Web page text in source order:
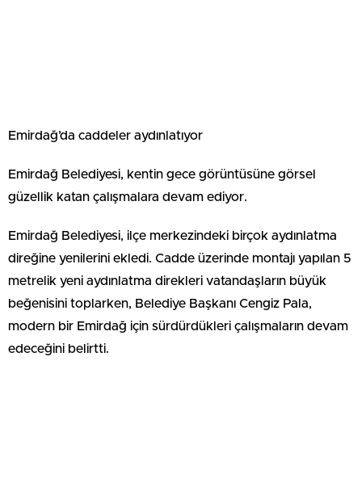
Emirdağ’da caddeler aydınlatıyor
Emirdağ Belediyesi, kentin gece görüntüsüne görsel
güzellik katan çalışmalara devam ediyor.
Emirdağ Belediyesi, ilçe merkezindeki birçok aydınlatma
direğine yenilerini ekledi. Cadde üzerinde montajı yapılan 5
metrelik yeni aydınlatma direkleri vatandaşların büyük
beğenisini toplarken, Belediye Başkanı Cengiz Pala,
modern bir Emirdağ için sürdürdükleri çalışmaların devam
edeceğini belirtti.